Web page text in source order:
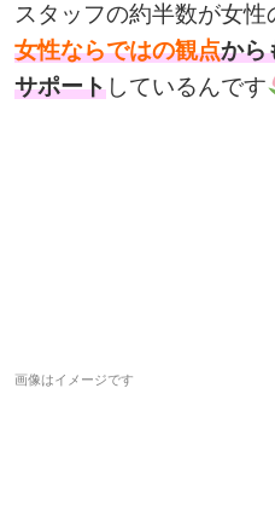
スタッフの約半数が女性
女性ならではの観点から
サポートしているんです
画像はイメージです